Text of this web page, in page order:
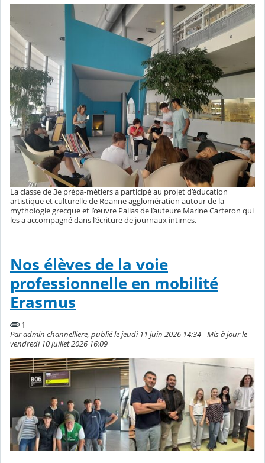
La classe de 3e prépa-métiers a participé au projet d’éducation
artistique et culturelle de Roanne agglomération autour de la
mythologie grecque et l’œuvre Pallas de l’auteure Marine Carteron qui
les a accompagné dans l’écriture de journaux intimes.
Nos élèves de la voie
professionnelle en mobilité
Erasmus
1
Par admin channelliere, publié le jeudi 11 juin 2026 14:34 - Mis à jour le
vendredi 10 juillet 2026 16:09